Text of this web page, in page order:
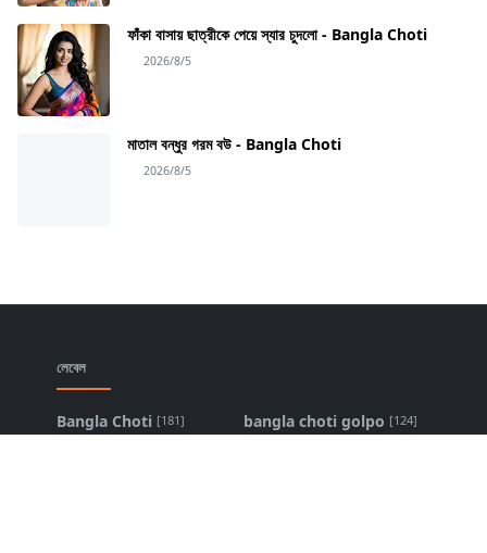
ফাঁকা বাসায় ছাত্রীকে পেয়ে স্যার চুদলো - Bangla Choti
2026/8/5
মাতাল বন্ধুর গরম বউ - Bangla Choti
2026/8/5
লেবেল
Bangla Choti [181] bangla choti golpo [124]